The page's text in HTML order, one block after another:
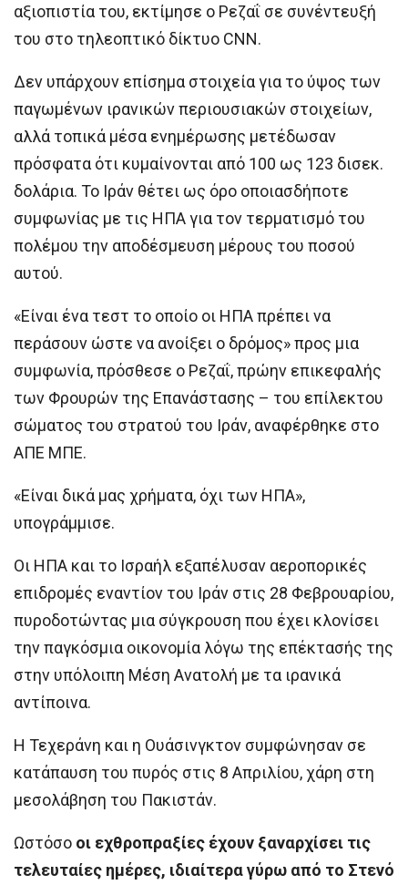
αξιοπιστία του, εκτίμησε ο Ρεζαΐ σε συνέντευξή
του στο τηλεοπτικό δίκτυο CNN.
Δεν υπάρχουν επίσημα στοιχεία για το ύψος των
παγωμένων ιρανικών περιουσιακών στοιχείων,
αλλά τοπικά μέσα ενημέρωσης μετέδωσαν
πρόσφατα ότι κυμαίνονται από 100 ως 123 δισεκ.
δολάρια. Το Ιράν θέτει ως όρο οποιασδήποτε
συμφωνίας με τις ΗΠΑ για τον τερματισμό του
πολέμου την αποδέσμευση μέρους του ποσού
αυτού.
«Είναι ένα τεστ το οποίο οι ΗΠΑ πρέπει να
περάσουν ώστε να ανοίξει ο δρόμος» προς μια
συμφωνία, πρόσθεσε ο Ρεζαΐ, πρώην επικεφαλής
των Φρουρών της Επανάστασης – του επίλεκτου
σώματος του στρατού του Ιράν, αναφέρθηκε στο
ΑΠΕ ΜΠΕ.
«Είναι δικά μας χρήματα, όχι των ΗΠΑ»,
υπογράμμισε.
Οι ΗΠΑ και το Ισραήλ εξαπέλυσαν αεροπορικές
επιδρομές εναντίον του Ιράν στις 28 Φεβρουαρίου,
πυροδοτώντας μια σύγκρουση που έχει κλονίσει
την παγκόσμια οικονομία λόγω της επέκτασής της
στην υπόλοιπη Μέση Ανατολή με τα ιρανικά
αντίποινα.
Η Τεχεράνη και η Ουάσινγκτον συμφώνησαν σε
κατάπαυση του πυρός στις 8 Απριλίου, χάρη στη
μεσολάβηση του Πακιστάν.
Ωστόσο οι εχθροπραξίες έχουν ξαναρχίσει τις
τελευταίες ημέρες, ιδιαίτερα γύρω από το Στενό